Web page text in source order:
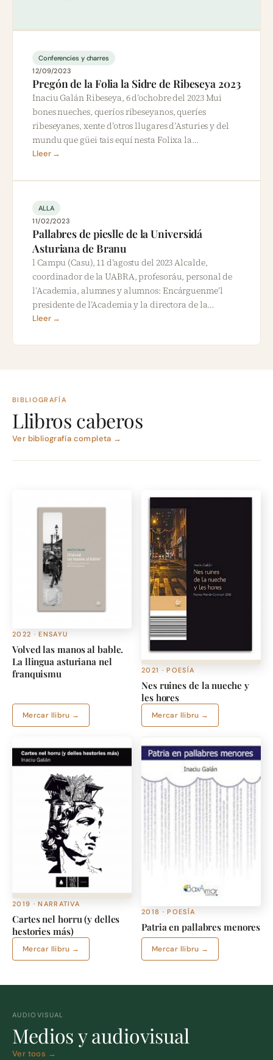
Conferencies y charres
12/09/2023
Pregón de la Folia la Sidre de Ribeseya 2023
Inaciu Galán Ribeseya, 6 d’ochobre del 2023 Mui
bones nueches, queríos ribeseyanos, queríes
ribeseyanes, xente d’otros llugares d’Asturies y del
mundu que güei tais equí nesta Folixa la…
Lleer →
ALLA
11/02/2023
Pallabres de pieslle de la Universidá
Asturiana de Branu
l Campu (Casu), 11 d’agostu del 2023 Alcalde,
coordinador de la UABRA, profesoráu, personal de
l’Academia, alumnes y alumnos: Encárguenme’l
presidente de l’Academia y la directora de la…
Lleer →
BIBLIOGRAFÍA
Llibros caberos
Ver bibliografía completa →
2022 · ENSAYU
Volved las manos al bable.
La llingua asturiana nel
franquismu
Mercar llibru →
2021 · POESÍA
Nes ruines de la nueche y
les hores
Mercar llibru →
2019 · NARRATIVA
Cartes nel horru (y delles
hestories más)
Mercar llibru →
2018 · POESÍA
Patria en pallabres menores
Mercar llibru →
AUDIOVISUAL
Medios y audiovisual
Ver toos →